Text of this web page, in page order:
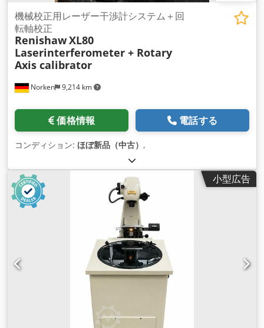
Norken 9,214 km
機械校正用レーザー干渉計システム＋回
転軸校正
RenishawXL80
Laserinterferometer + Rotary
Axis calibrator
価格情報 電話する
コンディション: ほぼ新品（中古） ,
小型広告